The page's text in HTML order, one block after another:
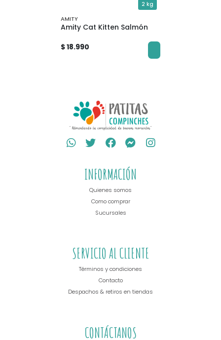
2 kg
AMITY
Amity Cat Kitten Salmón
$ 18.990
INFORMACIÓN
Quienes somos
Como comprar
Sucursales
SERVICIO AL CLIENTE
Términos y condiciones
Contacto
Despachos & retiros en tiendas
CONTÁCTANOS